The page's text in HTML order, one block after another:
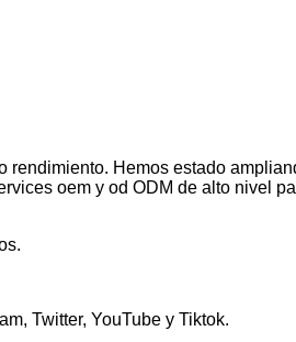
rendimiento. Hemos estado
oem y od ODM de alto nivel
Twitter, YouTube y Tiktok.